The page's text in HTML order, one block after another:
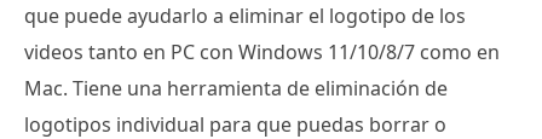
que puede ayudarlo a eliminar el logotipo de los
videos tanto en PC con Windows 11/10/8/7 como en
Mac. Tiene una herramienta de eliminación de
logotipos individual para que puedas borrar o